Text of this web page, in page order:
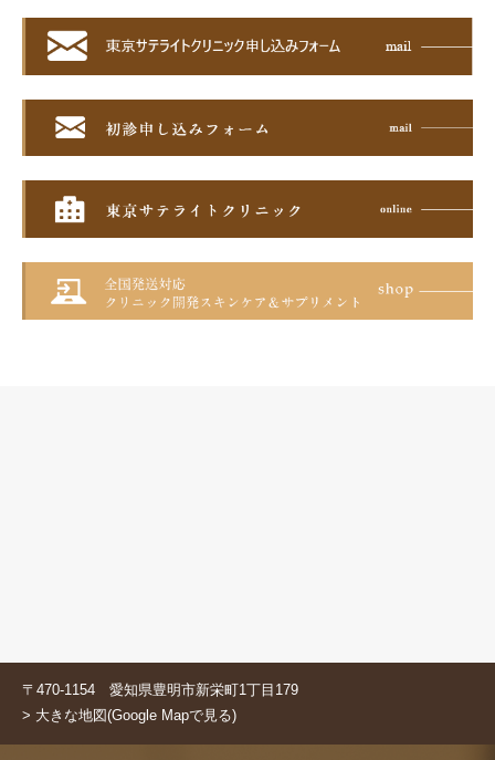
〒470-1154 愛知県豊明市新栄町1丁目179
> 大きな地図(Google Mapで見る)